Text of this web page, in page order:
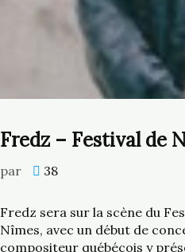
Fredz – Festival de
par 38
Fredz sera sur la scène du
Nîmes, avec un début de
compositeur québécois y